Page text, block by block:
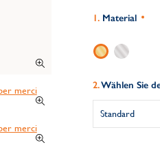
Material
Wählen Sie